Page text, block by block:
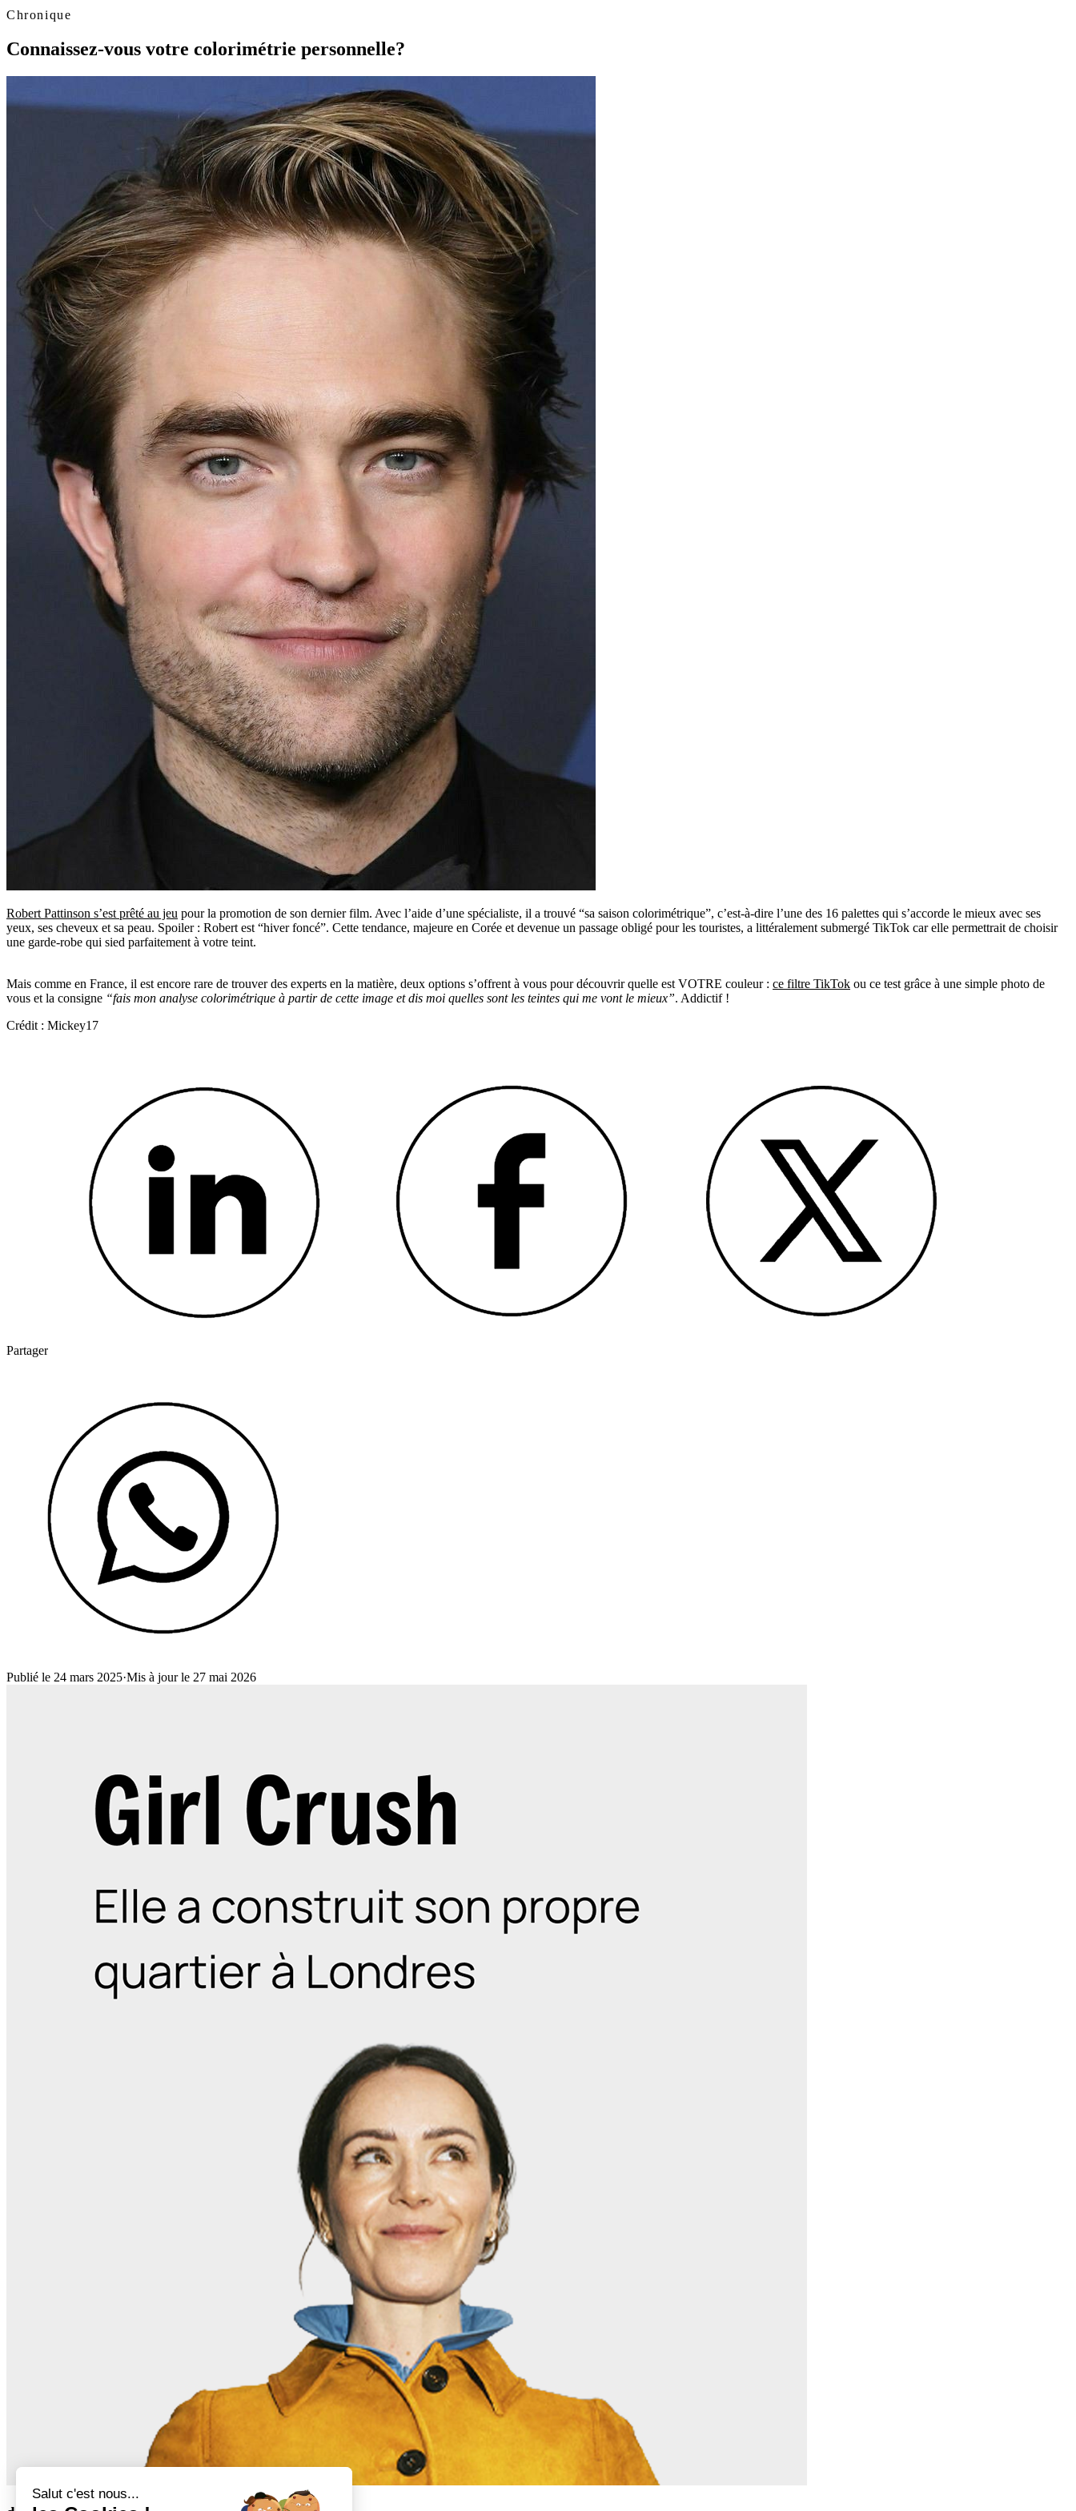
Chronique
Connaissez-vous votre colorimétrie personnelle?
Robert Pattinson s’est prêté au jeu pour la promotion de son dernier film. Avec l’aide d’une spécialiste, il a trouvé “sa saison colorimétrique”, c’est-à-dire l’une des 16 palettes qui s’accorde le mieux avec ses
yeux, ses cheveux et sa peau. Spoiler : Robert est “hiver foncé”. Cette tendance, majeure en Corée et devenue un passage obligé pour les touristes, a littéralement submergé TikTok car elle permettrait de choisir
une garde-robe qui sied parfaitement à votre teint.
Mais comme en France, il est encore rare de trouver des experts en la matière, deux options s’offrent à vous pour découvrir quelle est VOTRE couleur : ce filtre TikTok ou ce test grâce à une simple photo de
vous et la consigne “fais mon analyse colorimétrique à partir de cette image et dis moi quelles sont les teintes qui me vont le mieux”. Addictif !
Crédit : Mickey17
Partager
Publié le 24 mars 2025·Mis à jour le 27 mai 2026